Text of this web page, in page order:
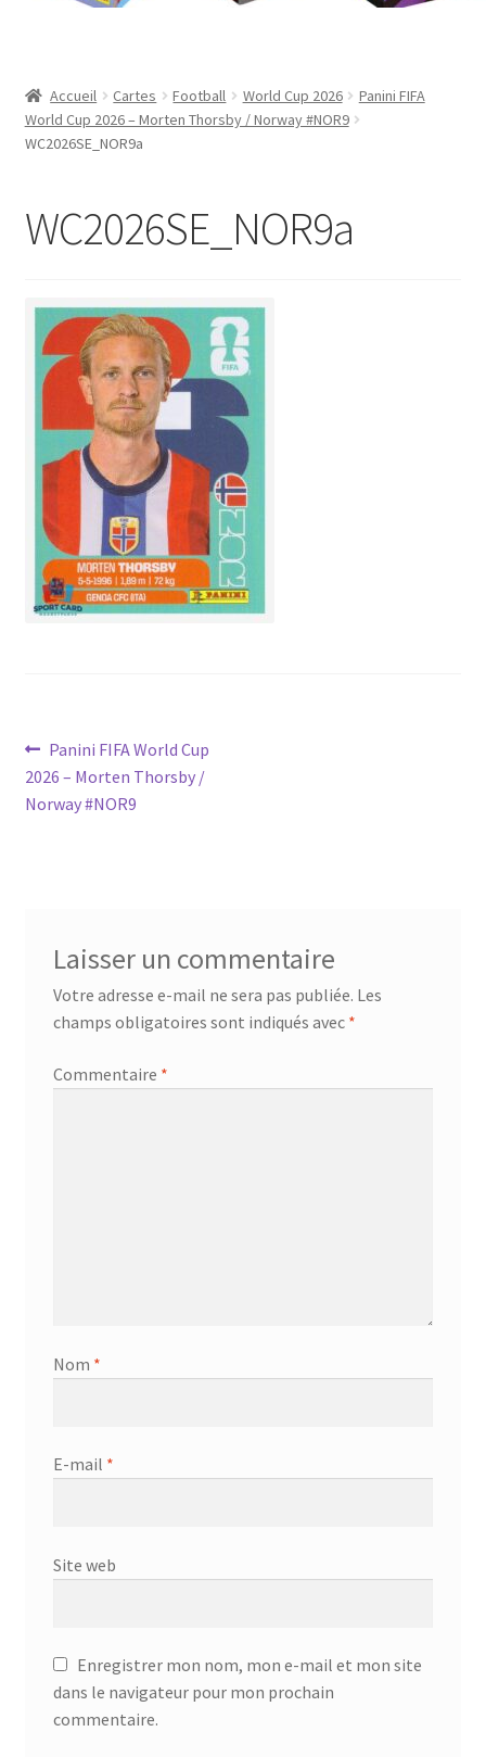
Mon compte
Page d’exemple
Accueil Cartes Football World Cup 2026
Panini FIFA
World Cup 2026 – Morten Thorsby / Norway #NOR9
WC2026SE_NOR9a
WC2026SE_NOR9a
Navigation
de
Article
précédent :
Panini FIFA World Cup
2026 – Morten Thorsby /
Norway #NOR9
Laisser un commentaire
Votre adresse e-mail ne sera pas publiée. Les
champs obligatoires sont indiqués avec *
Commentaire *
Nom *
E-mail *
Site web
Enregistrer mon nom, mon e-mail et mon site
dans le navigateur pour mon prochain
commentaire.